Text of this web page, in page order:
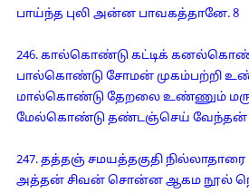
பாய்ந்த புலி அன்ன பாவகத்தானே. 8
246. கால்கொண்டு கட்டிக்
பால்கொண்டு சோமன் முகம்பற்றி
மால்கொண்டு தேறலை உண்ணும்
மேல்கொண்டு தண்டஞ்செய் வேந்தன்
247. தத்தஞ் சமயத்தகுதி நில்லாதாரை
அத்தன் சிவன் சொன்ன ஆகம நூல்